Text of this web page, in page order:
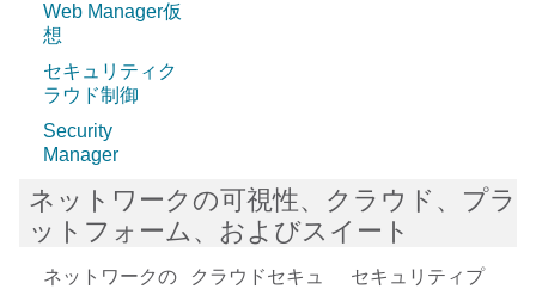
Web Manager仮
想
セキュリティク
ラウド制御
Security
Manager
ネットワークの可視性、クラウド、プラ
ットフォーム、およびスイート
ネットワークの
クラウドセキュ
セキュリティプ